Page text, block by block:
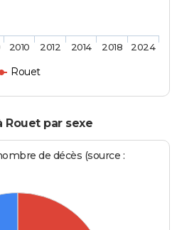
Rouet
2010 2012 2014 2018 2024
Rouet par sexe
de décès (source :